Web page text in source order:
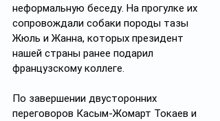
неформальную беседу. На прогулке их
сопровождали собаки породы тазы
Жюль и Жанна, которых президент
нашей страны ранее подарил
французскому коллеге.
По завершении двусторонних
переговоров Касым-Жомарт Токаев и